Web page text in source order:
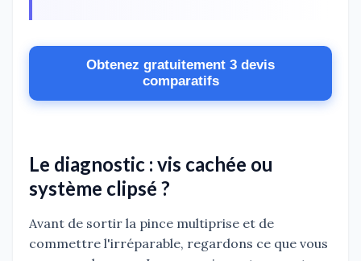
Obtenez gratuitement 3 devis
comparatifs
Le diagnostic : vis cachée ou
système clipsé ?
Avant de sortir la pince multiprise et de
commettre l'irréparable, regardons ce que vous